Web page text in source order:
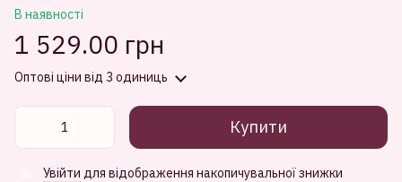
В наявності
1 529.00 грн
Оптові ціни від 3 одиниць
Купити
Увійти для відображення накопичувальної знижки